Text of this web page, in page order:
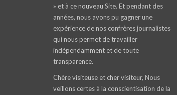
» et à ce nouveau Site. Et pendant des
années, nous avons pu gagner une
expérience de nos confrères journalistes
qui nous permet de travailler
indépendamment et de toute
transparence.
Chère visiteuse et cher visiteur, Nous
veillons certes à la conscientisation de la